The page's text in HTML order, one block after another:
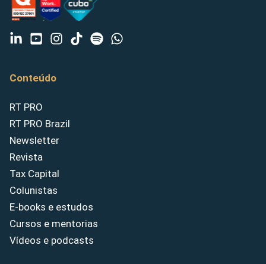
Conteúdo
RT PRO
RT PRO Brazil
Newsletter
Revista
Tax Capital
Colunistas
E-books e estudos
Cursos e mentorias
Vídeos e podcasts